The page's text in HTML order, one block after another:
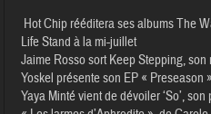
Hot Chip rééditera ses albums The
Life Stand à la mi-juillet
Jaime Rosso sort Keep Stepping, son
Yoskel présente son EP « Preseason
Yaya Minté vient de dévoiler ‘So’,